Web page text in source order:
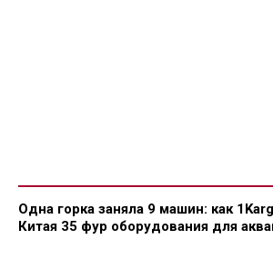
Одна горка заняла 9 машин: как
Китая 35 фур оборудования для